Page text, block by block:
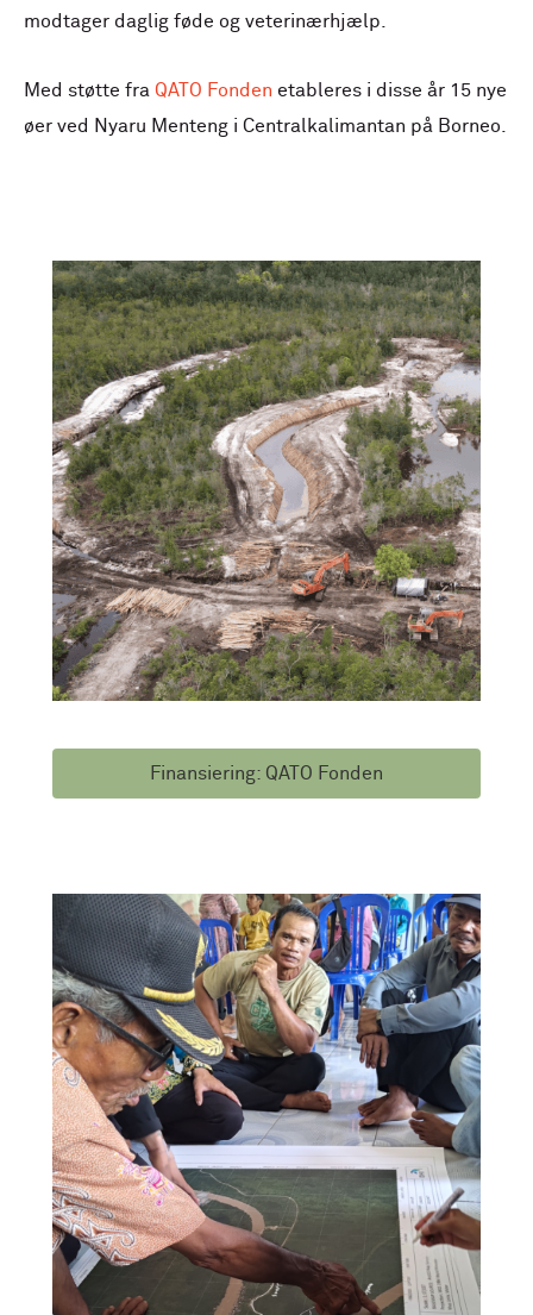
modtager daglig føde og veterinærhjælp.
Med støtte fra QATO Fonden etableres i disse år 15 nye
øer ved Nyaru Menteng i Centralkalimantan på Borneo.
Finansiering: QATO Fonden